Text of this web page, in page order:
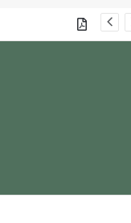
گذشتہ شمارے